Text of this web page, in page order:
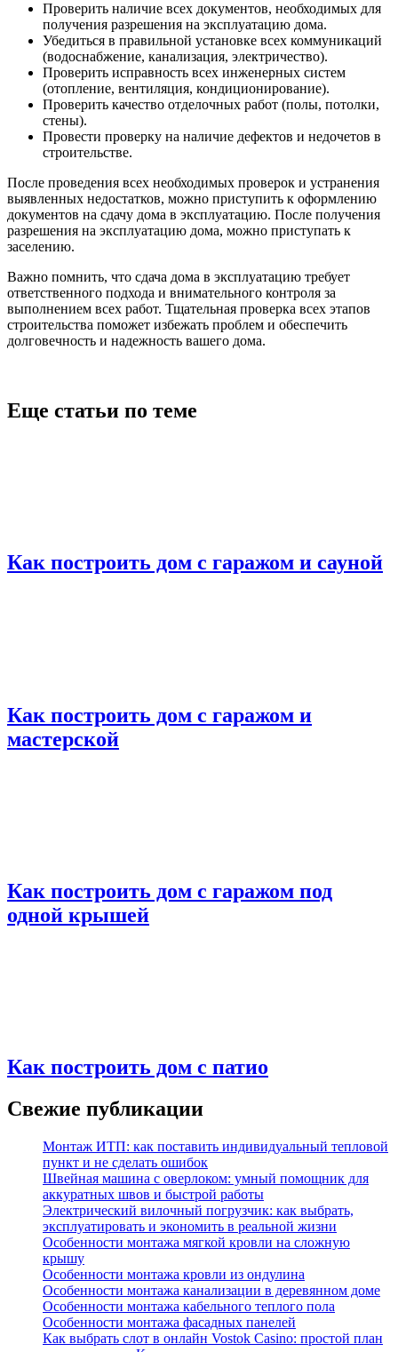
Проверить наличие всех документов, необходимых для
получения разрешения на эксплуатацию дома.
Убедиться в правильной установке всех коммуникаций
(водоснабжение, канализация, электричество).
Проверить исправность всех инженерных систем
(отопление, вентиляция, кондиционирование).
Проверить качество отделочных работ (полы, потолки,
стены).
Провести проверку на наличие дефектов и недочетов в
строительстве.
После проведения всех необходимых проверок и устранения
выявленных недостатков, можно приступить к оформлению
документов на сдачу дома в эксплуатацию. После получения
разрешения на эксплуатацию дома, можно приступать к
заселению.
Важно помнить, что сдача дома в эксплуатацию требует
ответственного подхода и внимательного контроля за
выполнением всех работ. Тщательная проверка всех этапов
строительства поможет избежать проблем и обеспечить
долговечность и надежность вашего дома.
Еще статьи по теме
Как построить дом с гаражом и сауной
Как построить дом с гаражом и
мастерской
Как построить дом с гаражом под
одной крышей
Как построить дом с патио
Свежие публикации
Монтаж ИТП: как поставить индивидуальный тепловой
пункт и не сделать ошибок
Швейная машина с оверлоком: умный помощник для
аккуратных швов и быстрой работы
Электрический вилочный погрузчик: как выбрать,
эксплуатировать и экономить в реальной жизни
Особенности монтажа мягкой кровли на сложную
крышу
Особенности монтажа кровли из ондулина
Особенности монтажа канализации в деревянном доме
Особенности монтажа кабельного теплого пола
Особенности монтажа фасадных панелей
Как выбрать слот в онлайн Vostok Casino: простой план